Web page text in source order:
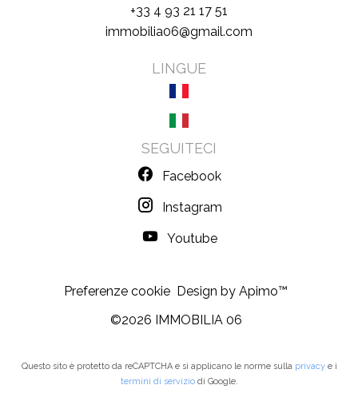
+33 4 93 21 17 51
immobilia06@gmail.com
LINGUE
SEGUITECI
Facebook
Instagram
Youtube
Preferenze cookie Design by Apimo™
©2026 IMMOBILIA 06
Questo sito è protetto da reCAPTCHA e si applicano le norme sulla privacye i
termini di serviziodi Google.